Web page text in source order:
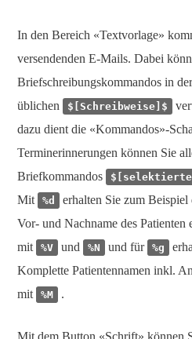
In den Bereich «Textvorlage»
versendenden E-Mails. Dabei
Briefschreibungskommandos in der
üblichen
$[Schreibweise]$
dazu dient die «Kommandos»-
Terminerinnerungen können Sie
Briefkommandos
Mit
%d
erhalten Sie zum Beispiel
Vor- und Nachname des Patienten
mit
%V und %N und für %g
Komplette Patientennamen inkl.
mit
%M .
Mit dem Button «Schrift» können